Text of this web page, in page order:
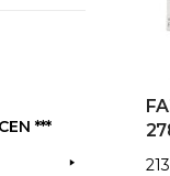
***